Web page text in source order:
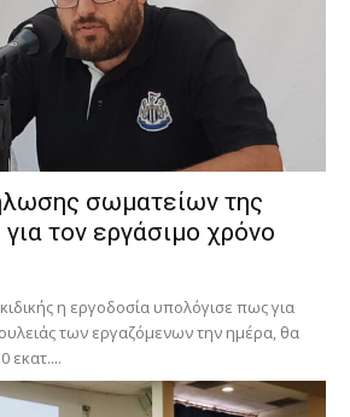
σωματείων της
τον εργάσιμο χρόνο
η εργοδοσία υπολόγισε πως για
των εργαζόμενων την ημέρα, θα
εκατ....